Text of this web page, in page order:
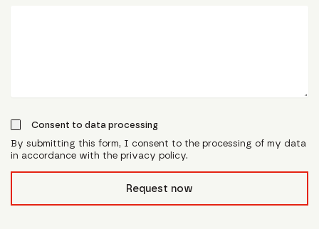
Consent to data processing
By submitting this form, I consent to the processing of my data
in accordance with the privacy policy.
Request now